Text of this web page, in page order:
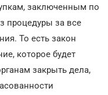
заключенным по
процедуры за все
То есть закон
которое будет
закрыть дела,